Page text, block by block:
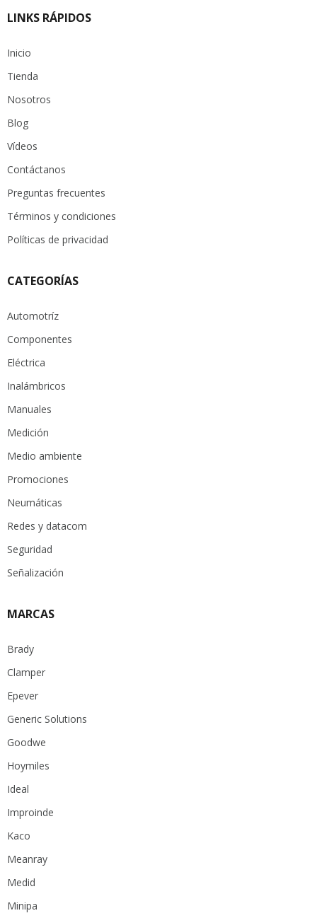
LINKS RÁPIDOS
Inicio
Tienda
Nosotros
Blog
Vídeos
Contáctanos
Preguntas frecuentes
Términos y condiciones
Políticas de privacidad
CATEGORÍAS
Automotríz
Componentes
Eléctrica
Inalámbricos
Manuales
Medición
Medio ambiente
Promociones
Neumáticas
Redes y datacom
Seguridad
Señalización
MARCAS
Brady
Clamper
Epever
Generic Solutions
Goodwe
Hoymiles
Ideal
Improinde
Kaco
Meanray
Medid
Minipa